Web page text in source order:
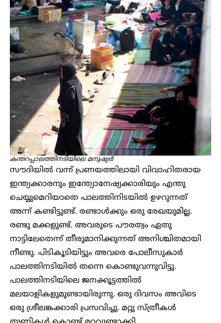
കന്തറപ്പാലത്തിനടിയിലെ മനുഷ്യർ
സൗദിയിൽ വന്ന് പ്രണയത്തിലായി വിവാഹിതരായ
ഇന്ത്യക്കാരനും ഇന്ത്യോനേഷ്യക്കാരിയും എന്തു
ചെയ്യുമെറിയാതെ പാലത്തിനിടയിൽ ഉഴറുന്നത്
അന്ന് കണ്ടിട്ടുണ്ട്. രണ്ടാൾക്കും ഒരു രേഖയുമില്ല.
രണ്ടു മക്കളുണ്ട്. അവരുടെ പൗരത്വം ഏതു
നാട്ടിലേതെന്ന് തീരുമാനിക്കുന്നത് അനിശ്ചിതമായി
നീണ്ടു. പിടികൂടിയിട്ടും അവരെ പോലീസുകാർ
പാലത്തിനടിയിൽ തന്നെ കൊണ്ടുവന്നുവിട്ടു.
പാലത്തിനടിയിലെ ജനക്കൂട്ടത്തിൽ
മലയാളികളുമുണ്ടായിരുന്നു. ഒരു ദിവസം അവിടെ
ഒരു ശ്രീലങ്കക്കാരി പ്രസവിച്ചു. മറ്റു സ്ത്രീകൾ